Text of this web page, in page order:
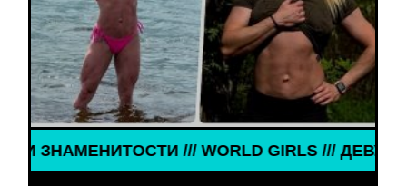
GIRLS /// ДЕВУШКИ ЗНАМЕНИТОСТИ ///